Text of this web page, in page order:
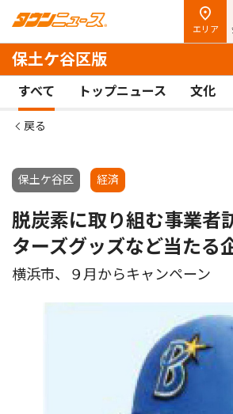
エリア
保土ケ谷区版
すべて トップニュース 文化
戻る
保土ケ谷区 経済
脱炭素に取り組む事業者
ターズグッズなど当たる
横浜市、９月からキャンペーン